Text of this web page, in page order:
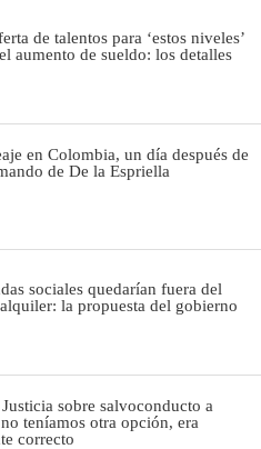
de talentos para ‘estos niveles’
aumento de sueldo: los detalles
en Colombia, un día después de
de De la Espriella
sociales quedarían fuera del
la propuesta del gobierno
sobre salvoconducto a
teníamos otra opción, era
correcto